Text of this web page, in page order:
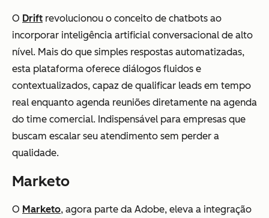
O Drift revolucionou o conceito de chatbots ao
incorporar inteligência artificial conversacional de alto
nível. Mais do que simples respostas automatizadas,
esta plataforma oferece diálogos fluidos e
contextualizados, capaz de qualificar leads em tempo
real enquanto agenda reuniões diretamente na agenda
do time comercial. Indispensável para empresas que
buscam escalar seu atendimento sem perder a
qualidade.
Marketo
O Marketo, agora parte da Adobe, eleva a integração